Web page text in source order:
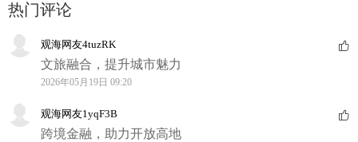
热门评论
观海网友4tuzRK
文旅融合，提升城市魅力
2026年05月19日 09:20
观海网友1yqF3B
跨境金融，助力开放高地